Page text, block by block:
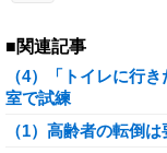
■関連記事
（4）「トイレに行
室で試練
（1）高齢者の転倒